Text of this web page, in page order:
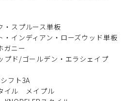
・スプルース単板
・インディアン・ローズウッド単板
ガニー
プド/ゴールデン・エラシェイプ
フト3A
イル メイプル